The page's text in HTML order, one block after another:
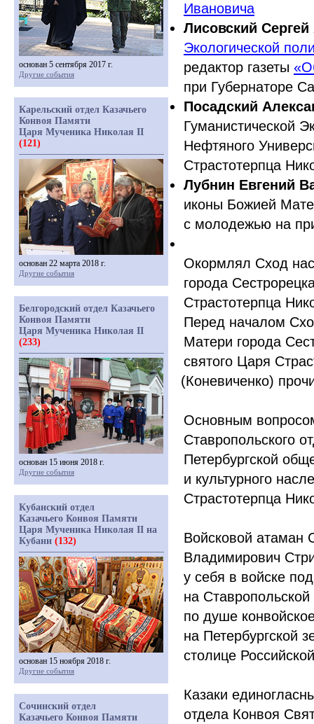
Ивановича
Лисовский
Экологической
редактор газеты
при Губернаторе
Посадский
Гуманистической
Нефтяного
Страстотерпца
Лубнин Евгений
иконы Божией
с молодежью на
Окормлял Сход
города
Страстотерпца
Перед началом
Матери города
святого Царя
(Коневиченко)
Основным
Ставропольского
Петербургской
и культурного
Страстотерпца
Войсковой атаман
Владимирович
у себя в войске
на
по душе
на Петербургской
столице
Казаки
отдела Конвоя
основан 5 сентября 2017 г.
Другие события
Карельский отдел Казачьего
Конвоя Памяти
Царя Мученика Николая II
(121)
основан 22 марта 2018 г.
Другие события
Белгородский отдел Казачьего
Конвоя Памяти
Царя Мученика Николая II
(233)
основан 15 июня 2018 г.
Другие события
Кубанский отдел
Казачьего Конвоя Памяти
Царя Мученика Николая II на
Кубани (132)
основан 15 ноября 2018 г.
Другие события
Сочинский отдел
Казачьего Конвоя Памяти